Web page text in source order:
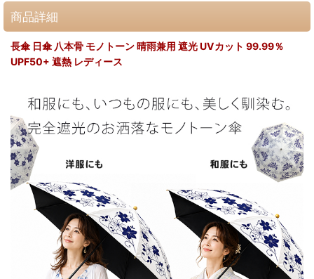
商品詳細
長傘 日傘 八本骨 モノトーン 晴雨兼用 遮光 UVカット 99.99％
UPF50+ 遮熱 レディース